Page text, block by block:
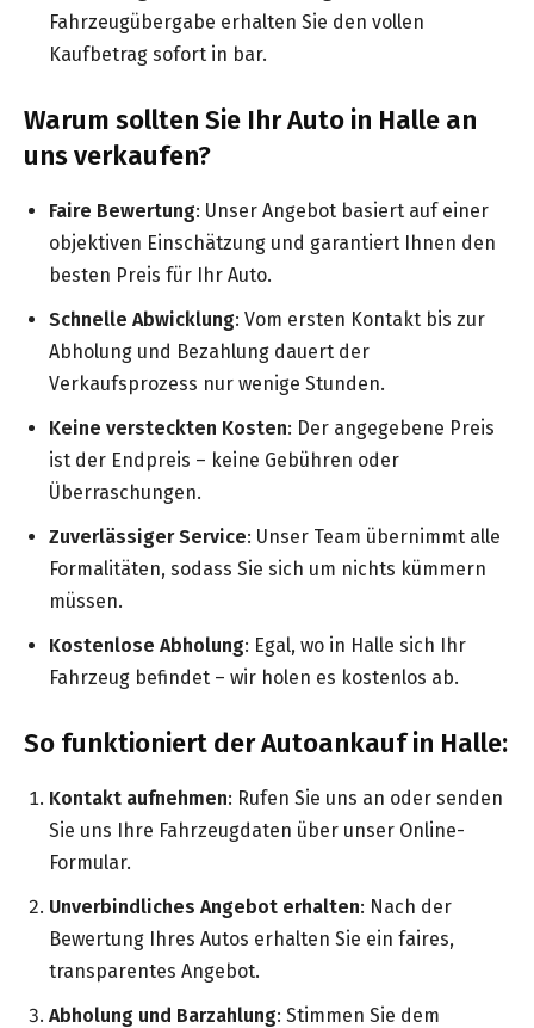
Fahrzeugübergabe erhalten Sie den vollen
Kaufbetrag sofort in bar.
Warum sollten Sie Ihr Auto in Halle an
uns verkaufen?
Faire Bewertung: Unser Angebot basiert auf einer
objektiven Einschätzung und garantiert Ihnen den
besten Preis für Ihr Auto.
Schnelle Abwicklung: Vom ersten Kontakt bis zur
Abholung und Bezahlung dauert der
Verkaufsprozess nur wenige Stunden.
Keine versteckten Kosten: Der angegebene Preis
ist der Endpreis – keine Gebühren oder
Überraschungen.
Zuverlässiger Service: Unser Team übernimmt alle
Formalitäten, sodass Sie sich um nichts kümmern
müssen.
Kostenlose Abholung: Egal, wo in Halle sich Ihr
Fahrzeug befindet – wir holen es kostenlos ab.
So funktioniert der Autoankauf in Halle:
Kontakt aufnehmen: Rufen Sie uns an oder senden
Sie uns Ihre Fahrzeugdaten über unser Online-
Formular.
Unverbindliches Angebot erhalten: Nach der
Bewertung Ihres Autos erhalten Sie ein faires,
transparentes Angebot.
Abholung und Barzahlung: Stimmen Sie dem